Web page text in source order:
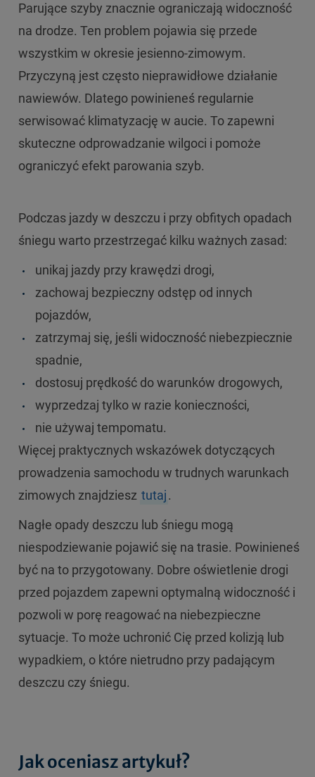
Parujące szyby znacznie ograniczają widoczność
na drodze. Ten problem pojawia się przede
wszystkim w okresie jesienno-zimowym.
Przyczyną jest często nieprawidłowe działanie
nawiewów. Dlatego powinieneś regularnie
serwisować klimatyzację w aucie. To zapewni
skuteczne odprowadzanie wilgoci i pomoże
ograniczyć efekt parowania szyb.
Podczas jazdy w deszczu i przy obfitych opadach
śniegu warto przestrzegać kilku ważnych zasad:
unikaj jazdy przy krawędzi drogi,
zachowaj bezpieczny odstęp od innych
pojazdów,
zatrzymaj się, jeśli widoczność niebezpiecznie
spadnie,
dostosuj prędkość do warunków drogowych,
wyprzedzaj tylko w razie konieczności,
nie używaj tempomatu.
Więcej praktycznych wskazówek dotyczących
prowadzenia samochodu w trudnych warunkach
zimowych znajdziesz tutaj.
Nagłe opady deszczu lub śniegu mogą
niespodziewanie pojawić się na trasie. Powinieneś
być na to przygotowany. Dobre oświetlenie drogi
przed pojazdem zapewni optymalną widoczność i
pozwoli w porę reagować na niebezpieczne
sytuacje. To może uchronić Cię przed kolizją lub
wypadkiem, o które nietrudno przy padającym
deszczu czy śniegu.
Jak oceniasz artykuł?